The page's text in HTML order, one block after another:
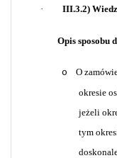
· III.3.2)
Opis sposobu
o
O
okresie
jeżeli
tym